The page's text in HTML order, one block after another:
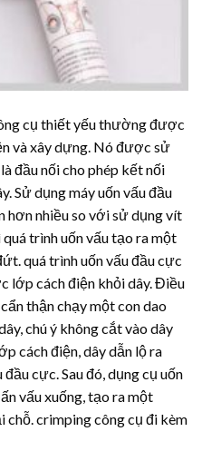
cụ thiết yếu thường được
và xây dựng. Nó được sử
đầu nối cho phép kết nối
Sử dụng máy uốn vấu đầu
hơn nhiều so với sử dụng vít
trình uốn vấu tạo ra một
quá trình uốn vấu đầu cực
lớp cách điện khỏi dây. Điều
thận chạy một con dao
chú ý không cắt vào dây
cách điện, dây dẫn lộ ra
cực. Sau đó, dụng cụ uốn
vấu xuống, tạo ra một
chỗ. crimping công cụ đi kèm